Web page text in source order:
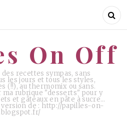
On Off
recettes sympas, sans
les jours et tous les styles,
(!!), au thermomix ou sans.
ma rubrique "desserts" pour y
et gâteaux en pâte à sucre…
de : http://papilles-on-
On Off